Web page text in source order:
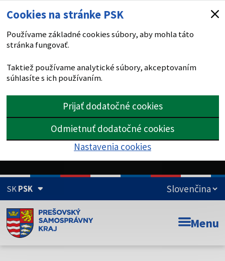
Cookies na stránke PSK
Používame základné cookies súbory, aby mohla táto
stránka fungovať.
Taktiež používame analytické súbory, akceptovaním
súhlasíte s ich používaním.
Prijať dodatočné cookies
Odmietnuť dodatočné cookies
Nastavenia cookies
SKPSK
Doména psk.sk je oficiálna
Toto je oficiálna webová stránka Prešovského
Menu